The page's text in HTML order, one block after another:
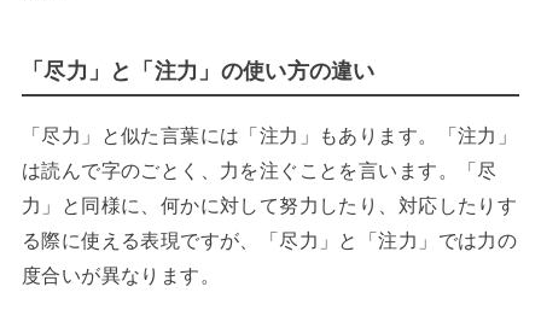
「尽力」と「注力」の使い方の違い
「尽力」と似た言葉には「注力」もあります。「注力」
は読んで字のごとく、力を注ぐことを言います。「尽
力」と同様に、何かに対して努力したり、対応したりす
る際に使える表現ですが、「尽力」と「注力」では力の
度合いが異なります。